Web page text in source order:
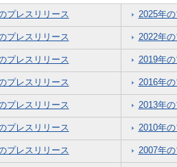
プレスリリース 2025年
プレスリリース 2022年
プレスリリース 2019年
プレスリリース 2016年
プレスリリース 2013年
プレスリリース 2010年
プレスリリース 2007年